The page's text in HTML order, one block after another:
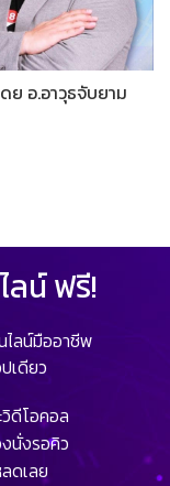
ย อ.อาวุธจับยาม
น์ ฟรี!
ลน์มืออาชีพ
เดียว
ดีโอคอล
นั่งรอคิว
ดเลย